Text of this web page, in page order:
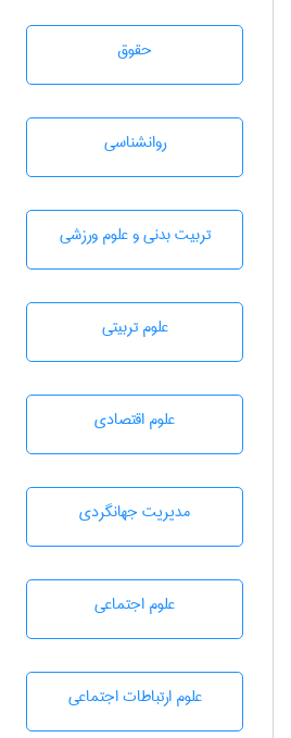
حقوق
روانشناسی
تربيت بدنی و علوم ورزشی
علوم تربيتی
علوم اقتصادی
مديريت جهانگردی
علوم اجتماعی
علوم ارتباطات اجتماعی